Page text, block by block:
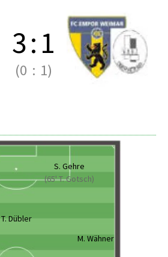
3:1
(0 : 1)
S. Gehre
(65' T. Gotsch)
T. Dübler
M. Wähner